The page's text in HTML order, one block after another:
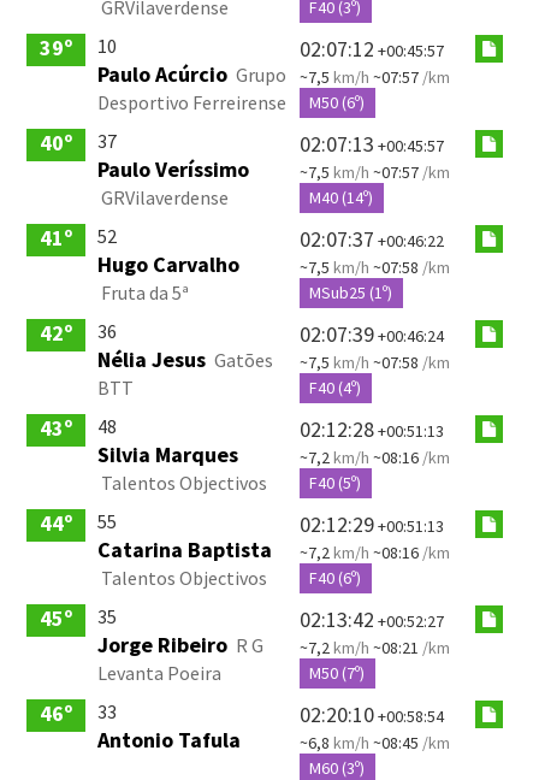
GRVilaverdense
F40 (3º)
39º 10
Paulo Acúrcio Grupo
Desportivo Ferreirense
02:07:12 +00:45:57
~7,5 km/h ~07:57 /km
M50 (6º)
40º 37
Paulo Veríssimo
GRVilaverdense
02:07:13 +00:45:57
~7,5 km/h ~07:57 /km
M40 (14º)
41º 52
Hugo Carvalho
Fruta da 5ª
02:07:37 +00:46:22
~7,5 km/h ~07:58 /km
MSub25 (1º)
42º 36
Nélia Jesus Gatões
BTT
02:07:39+00:46:24
~7,5 km/h ~07:58 /km
F40 (4º)
43º 48
Silvia Marques
Talentos Objectivos
02:12:28+00:51:13
~7,2km/h ~08:16 /km
F40 (5º)
44º 55
Catarina Baptista
Talentos Objectivos
02:12:29+00:51:13
~7,2km/h ~08:16 /km
F40 (6º)
45º 35
Jorge Ribeiro R G
Levanta Poeira
02:13:42 +00:52:27
~7,2km/h ~08:21 /km
M50 (7º)
46º 33
Antonio Tafula
02:20:10+00:58:54
~6,8 km/h ~08:45 /km
M60 (3º)